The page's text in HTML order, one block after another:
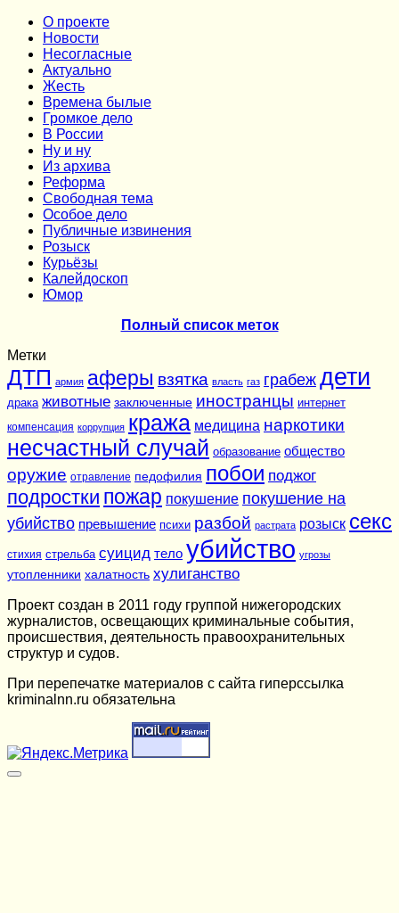
О проекте
Новости
Несогласные
Актуально
Жесть
Времена былые
Громкое дело
В России
Ну и ну
Из архива
Реформа
Cвободная тема
Особое дело
Публичные извинения
Розыск
Курьёзы
Калейдоскоп
Юмор
Полный список меток
Метки
ДТП армия аферы взятка власть газ грабеж дети
драка животные заключенные иностранцы интернет
компенсация коррупция кража медицина наркотики
несчастный случай образование общество
оружие отравление педофилия побои поджог
подростки пожар покушение покушение на
убийство превышение психи разбой растрата розыск секс
стихия стрельба суицид тело убийство угрозы
утопленники халатность хулиганство
Проект создан в 2011 году группой нижегородских
журналистов, освещающих криминальные события,
происшествия, деятельность правоохранительных
структур и судов.
При перепечатке материалов c сайта гиперссылка
kriminalnn.ru обязательна